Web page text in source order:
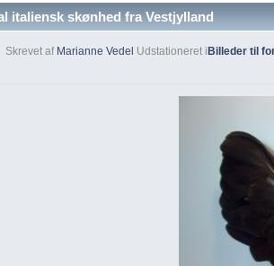
italiensk skønhed fra Vestjylland
Skrevet af Marianne Vedel Udstationeret iBilleder til